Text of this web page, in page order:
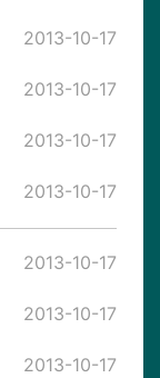
2013-10-17
2013-10-17
2013-10-17
2013-10-17
2013-10-17
2013-10-17
2013-10-17